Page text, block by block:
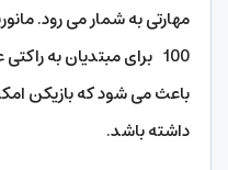
100 برای مبتدیان به
باعث می شود که بازیکن
داشته باشد.